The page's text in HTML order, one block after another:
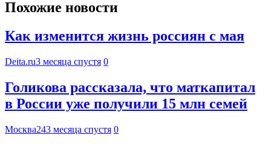
Похожие новости
Как изменится жизнь россиян с мая
Deita.ru3 месяца спустя 0
Голикова рассказала, что маткапитал
в России уже получили 15 млн семей
Москва243 месяца спустя 0